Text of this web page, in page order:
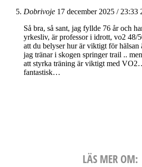
Dobrivoje 17 december 2025 / 23:33
Så bra, så sant, jag fyllde 76 år och
yrkesliv, är professor i idrott, vo2 48/
att du belyser hur är viktigt för hälsan
jag tränar i skogen springer trail ..
att styrka träning är viktigt med
fantastisk…
LÄS MER OM: